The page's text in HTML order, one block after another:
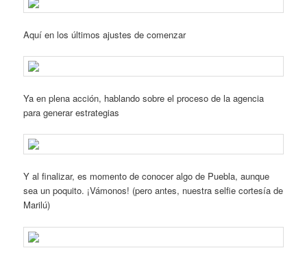
Aquí en los últimos ajustes de comenzar
Ya en plena acción, hablando sobre el proceso de la agencia
para generar estrategias
Y al finalizar, es momento de conocer algo de Puebla, aunque
sea un poquito. ¡Vámonos! (pero antes, nuestra selfie cortesía de
Marilú)